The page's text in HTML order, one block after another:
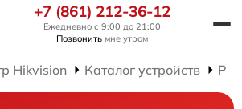
+7 (861) 212-36-12
Ежедневно с 9:00 до 21:00
Позвонить мне утром
Hikvision Каталог устройств